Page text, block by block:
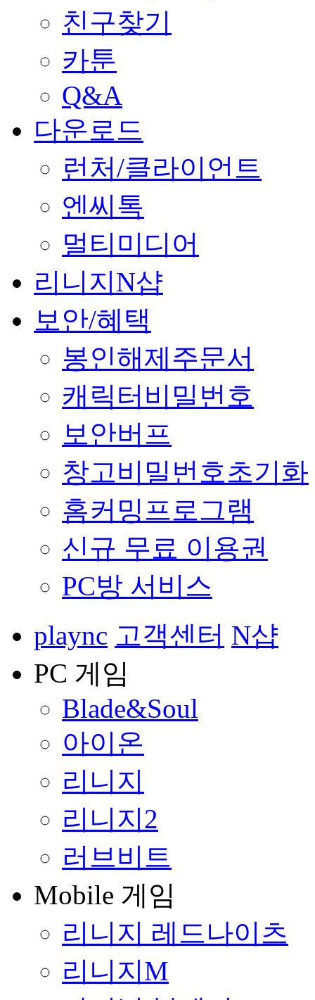
친구찾기
카툰
Q&A
다운로드
런처/클라이언트
엔씨톡
멀티미디어
리니지N샵
보안/혜택
봉인해제주문서
캐릭터비밀번호
보안버프
창고비밀번호초기화
홈커밍프로그램
신규 무료 이용권
PC방 서비스
plaync 고객센터 N샵
PC 게임
Blade&Soul
아이온
리니지
리니지2
러브비트
Mobile 게임
리니지 레드나이츠
리니지M